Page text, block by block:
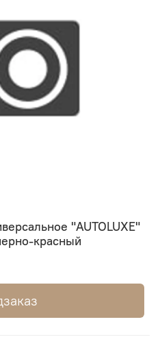
"AUTOLUXE"
красный